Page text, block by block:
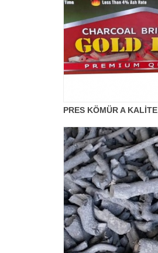
PRES KÖMÜR A KALİTE